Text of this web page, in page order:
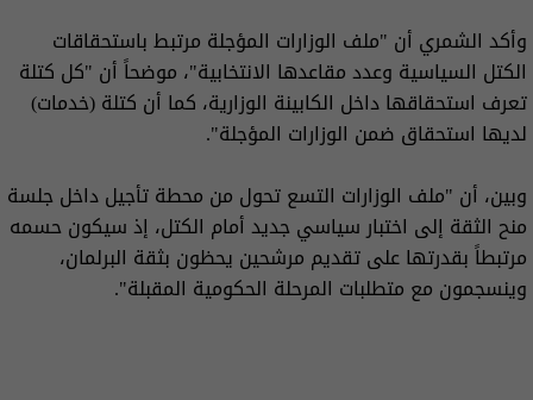
وأكد الشمري أن "ملف الوزارات المؤجلة مرتبط باستحقاقات
الكتل السياسية وعدد مقاعدها الانتخابية"، موضحاً أن "كل كتلة
تعرف استحقاقها داخل الكابينة الوزارية، كما أن كتلة (خدمات)
لديها استحقاق ضمن الوزارات المؤجلة".
وبين، أن "ملف الوزارات التسع تحول من محطة تأجيل داخل جلسة
منح الثقة إلى اختبار سياسي جديد أمام الكتل، إذ سيكون حسمه
مرتبطاً بقدرتها على تقديم مرشحين يحظون بثقة البرلمان،
وينسجمون مع متطلبات المرحلة الحكومية المقبلة".